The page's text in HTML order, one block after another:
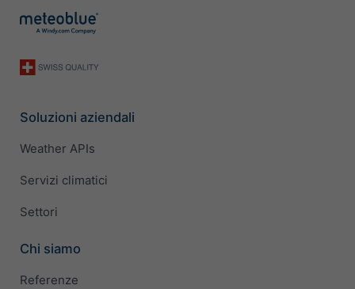
Soluzioni aziendali
Weather APIs
Servizi climatici
Settori
Chi siamo
Referenze